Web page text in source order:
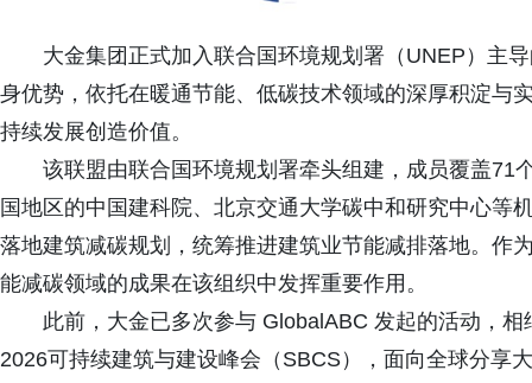
大金集团正式加入联合国环境规划署（UNEP）主
身优势，依托在暖通节能、低碳技术领域的深厚积淀与
持续发展创造价值。
该联盟由联合国环境规划署牵头组建，成员覆盖71
国地区的中国建科院、北京交通大学碳中和研究中心等
落地建筑减碳规划，统筹推进建筑业节能减排落地。作
能减碳领域的成果在该组织中发挥重要作用。
此前，大金已多次参与 GlobalABC 发起的活动，
2026可持续建筑与建设峰会（SBCS），面向全球分享